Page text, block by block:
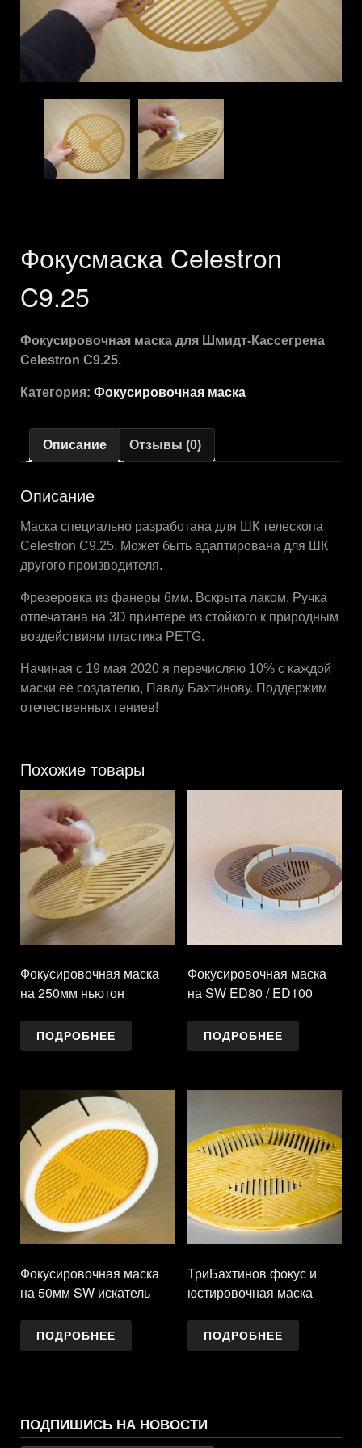
Фокусмаска Celestron
C9.25
Фокусировочная маска для Шмидт-Кассегрена
Celestron С9.25.
Категория: Фокусировочная маска
Описание Отзывы (0)
Описание
Маска специально разработана для ШК телескопа
Celestron C9.25. Может быть адаптирована для ШК
другого производителя.
Фрезеровка из фанеры 6мм. Вскрыта лаком. Ручка
отпечатана на 3D принтере из стойкого к природным
воздействиям пластика PETG.
Начиная с 19 мая 2020 я перечисляю 10% с каждой
маски её создателю, Павлу Бахтинову. Поддержим
отечественных гениев!
Похожие товары
Фокусировочная маска
на 250мм ньютон
ПОДРОБНЕЕ
Фокусировочная маска
на SW ED80 / ED100
ПОДРОБНЕЕ
Фокусировочная маска
на 50мм SW искатель
ПОДРОБНЕЕ
ТриБахтинов фокус и
юстировочная маска
ПОДРОБНЕЕ
ПОДПИШИСЬ НА НОВОСТИ